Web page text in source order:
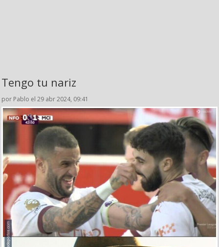
Tengo tu nariz
por Pablo el 29 abr 2024, 09:41